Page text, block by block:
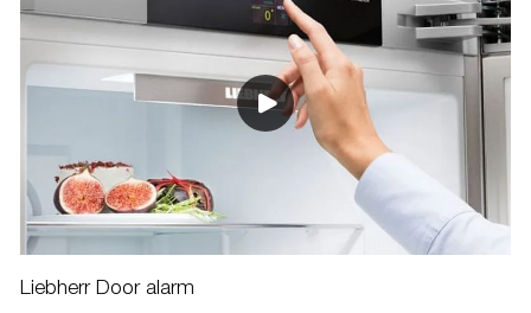
Liebherr Door alarm